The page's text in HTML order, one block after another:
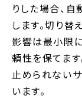
りした場合、
します。切り
影響は最小限
頼性を保てます
止められない
います。